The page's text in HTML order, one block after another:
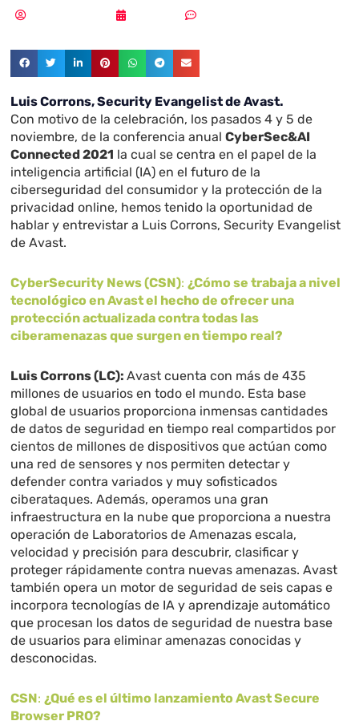
Luis Corrons, Security Evangelist de Avast.
Con motivo de la celebración, los pasados 4 y 5 de
noviembre, de la conferencia anualCyberSec&AI
Connected 2021 la cual se centra en el papel de la
inteligencia artificial (IA) en el futuro de la
ciberseguridad del consumidor y la protección de la
privacidad online, hemos tenido la oportunidad de
hablar y entrevistar a Luis Corrons, Security Evangelist
de Avast.
CyberSecurity News (CSN):¿Cómo se trabaja a nivel
tecnológico en Avast el hecho de ofrecer una
protección actualizada contra todas las
ciberamenazas que surgen en tiempo real?
Luis Corrons (LC):Avast cuenta con más de 435
millones de usuarios en todo el mundo. Esta base
global de usuarios proporciona inmensas cantidades
de datos de seguridad en tiempo real compartidos por
cientos de millones de dispositivos que actúan como
una red de sensores y nos permiten detectar y
defender contra variados y muy sofisticados
ciberataques. Además, operamos una gran
infraestructura en la nube que proporciona a nuestra
operación de Laboratorios de Amenazas escala,
velocidad y precisión para descubrir, clasificar y
proteger rápidamente contra nuevas amenazas. Avast
también opera un motor de seguridad de seis capas e
incorpora tecnologías de IA y aprendizaje automático
que procesan los datos de seguridad de nuestra base
de usuarios para eliminar amenazas conocidas y
desconocidas.
CSN:¿Qué es el último lanzamiento Avast Secure
Browser PRO?